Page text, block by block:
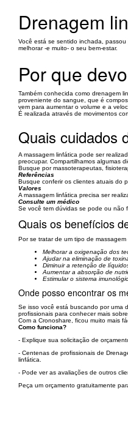
Drenagem
Você está se sentido inchada,
melhorar -e muito- o seu bem-estar.
Por que
Também conhecida como drenagem
proveniente do sangue, que é
vem para aumentar o volume e a
É realizada através de movimentos
Quais cuidados
A massagem linfática pode ser
preocupar. Compartilhamos algumas
Busque por massoterapeutas,
Referências
Busque conferir os clientes atuais do
Valores
A massagem linfática precisa ser
Consulte um médico
Se você tem dúvidas se pode ou não
Quais os benefícios
Por se tratar de um tipo de
Melhorar a oxigenação dos
Ajudar na eliminação de
Diminuir a retenção de
Aumentar a absorção de
Estimular o sistema
Onde posso encontrar os
Se isso você está buscando por uma
profissionais para conhecer mais
Com a Cronoshare, ficou muito mais
Como funciona?
- Explique sua solicitação de
- Centenas de profissionais de
linfática.
- Pode ver as avaliações de outros
Peça um orçamento gratuitamente